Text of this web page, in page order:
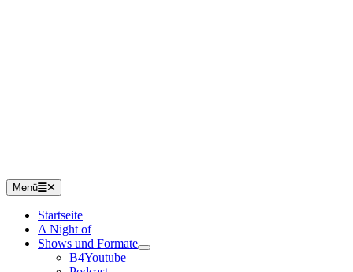
Menü
Startseite
A Night of
Shows und Formate
B4Youtube